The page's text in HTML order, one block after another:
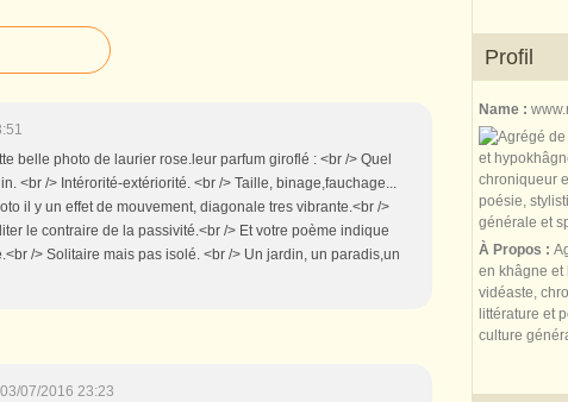
belle photo de laurier rose.leur parfum giroflé : <br /> Quel
<br /> Intérorité-extériorité. <br /> Taille, binage,fauchage...
il y un effet de mouvement, diagonale tres vibrante.<br />
le contraire de la passivité.<br /> Et votre poème indique
/> Solitaire mais pas isolé. <br /> Un jardin, un paradis,un
03/07/2016 23:23
Profil
Name :
À Propos :
en khâgne et
vidéaste,
littérature et
culture